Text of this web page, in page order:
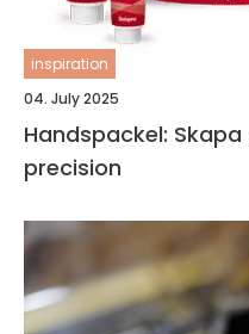
inspiration
04. July 2025
Handspackel:
precision